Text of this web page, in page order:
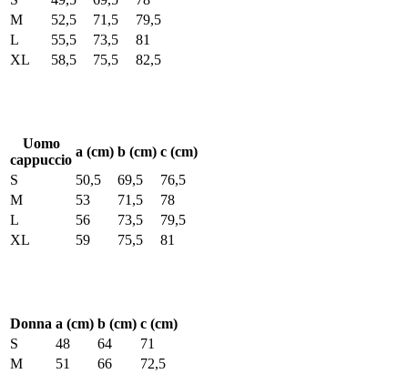
M
52,5 71,5
79,5
L
55,5 73,5
81
XL
58,5 75,5 82,5
Uomo
cappuccio
a (cm) b (cm) c (cm)
S
50,5 69,5
76,5
M
53 71,5
78
L
56 73,5
79,5
XL
59 75,5 81
Donna a (cm) b (cm) c (cm)
S
48 64
71
M
51 66
72,5